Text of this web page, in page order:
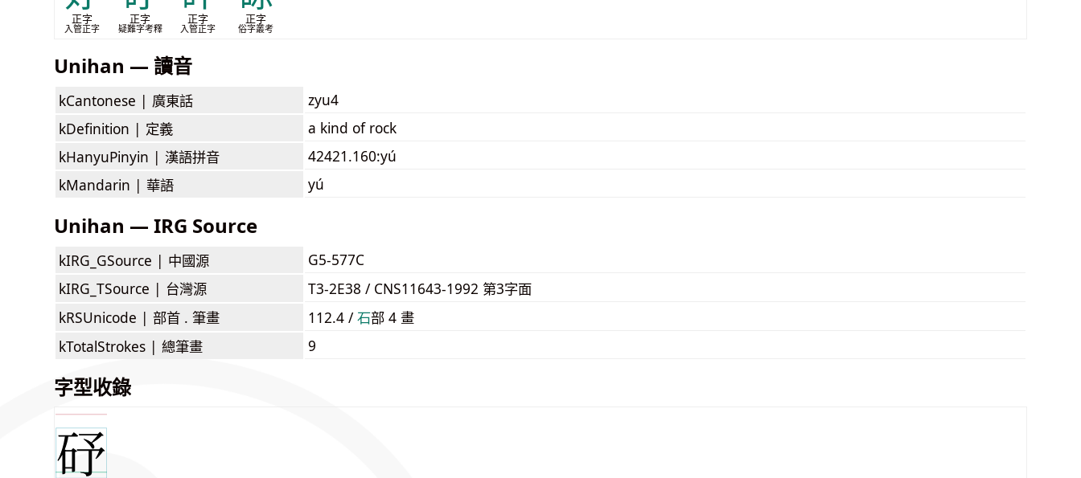
正字
入管正字
正字
疑難字考釋
正字
入管正字
正字
俗字叢考
Unihan — 讀音
kCantonese | 廣東話
zyu4
kDefinition | 定義
a kind of rock
kHanyuPinyin | 漢語拼音
42421.160:yú
kMandarin | 華語 yú
Unihan — IRG Source
kIRG_GSource | 中國源
G5-577C
kIRG_TSource | 台灣源
T3-2E38 / CNS11643-1992 第3字面
kRSUnicode | 部首 . 筆畫 112.4 /⽯部 4 畫
kTotalStrokes | 總筆畫 9
字型收錄